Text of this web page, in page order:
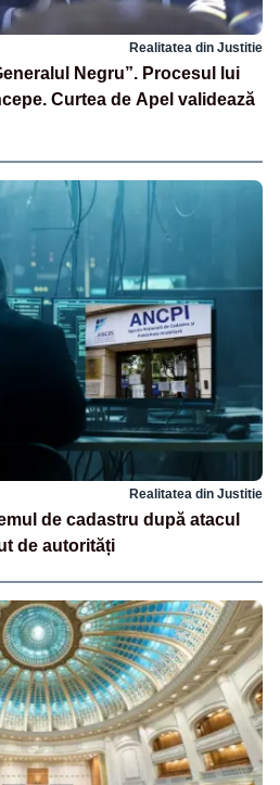
Realitatea din Justitie
Negru”. Procesul lui
Curtea de Apel validează
Realitatea din Justitie
de cadastru după atacul
de autorități